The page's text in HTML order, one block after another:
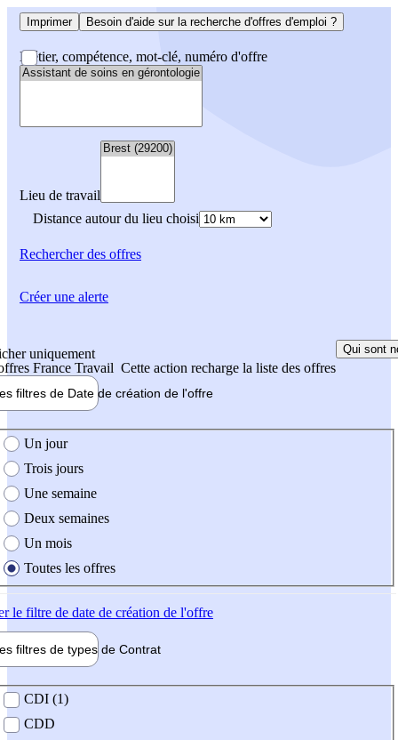
Imprimer Besoin d'aide sur la recherche d'offres d'emploi ?
Métier, compétence, mot-clé, numéro d'offre
Lieu de travail
Distance autour du lieu choisi
Rechercherdes offres
uniquement
France Travail Cette action recharge la liste des offres
Qui sont
filtres de Date de création de l'offre
création de l'offre
Un jour
Trois jours
Une semaine
Deux semaines
Un mois
Toutes les offres
le filtre de date de création de l'offre
filtres de types de Contrat
contrat
CDI (1)
CDD
Créer une alerte